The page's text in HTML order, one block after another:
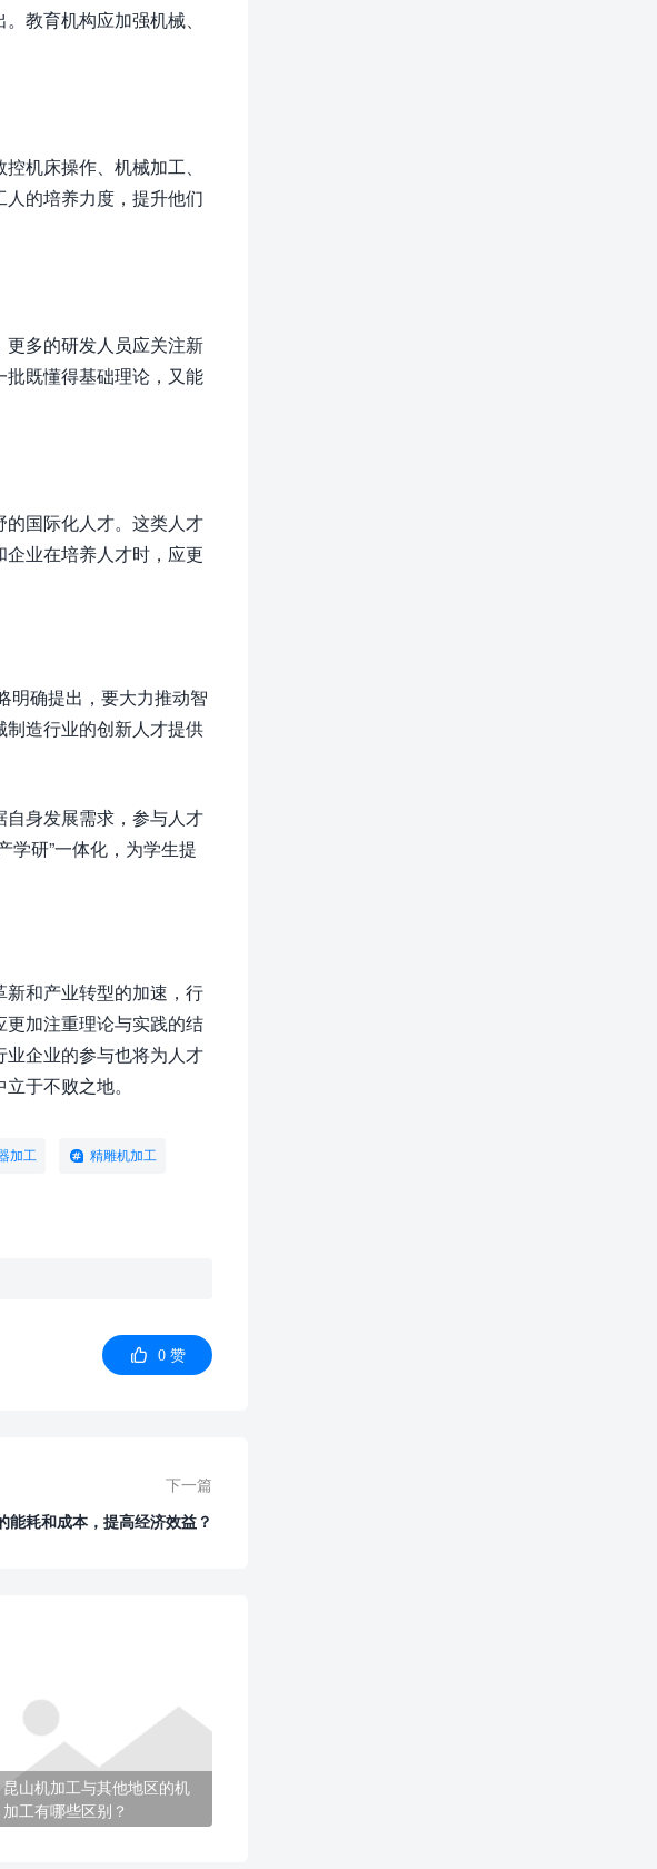
教育机构应加强机械、
机床操作、机械加工、
的培养力度，提升他们
多的研发人员应关注新
既懂得基础理论，又能
国际化人才。这类人才
业在培养人才时，应更
明确提出，要大力推动智
造行业的创新人才提供
自身发展需求，参与人才
学研”一体化，为学生提
新和产业转型的加速，行
更加注重理论与实践的结
企业的参与也将为人才
于不败之地。
加工 精雕机加工
 0 赞
下一篇
能耗和成本，提高经济效益？
昆山机加工与其他地区的机
加工有哪些区别？